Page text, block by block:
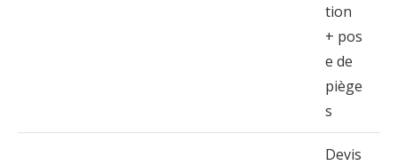
tion
+ pos
e de
piège
s
Devis